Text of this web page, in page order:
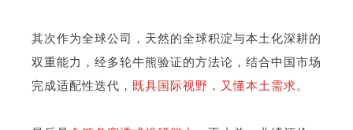
其次作为全球公司，天然的全球积淀与本土化深耕的
双重能力，经多轮牛熊验证的方法论，结合中国市场
完成适配性迭代， 既具国际视野，又懂本土需求。